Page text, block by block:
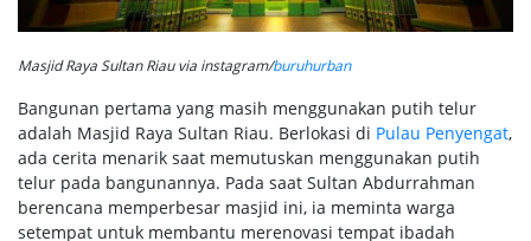
Masjid Raya Sultan Riau via instagram/buruhurban
Bangunan pertama yang masih menggunakan putih telur
adalah Masjid Raya Sultan Riau. Berlokasi di Pulau Penyengat,
ada cerita menarik saat memutuskan menggunakan putih
telur pada bangunannya. Pada saat Sultan Abdurrahman
berencana memperbesar masjid ini, ia meminta warga
setempat untuk membantu merenovasi tempat ibadah